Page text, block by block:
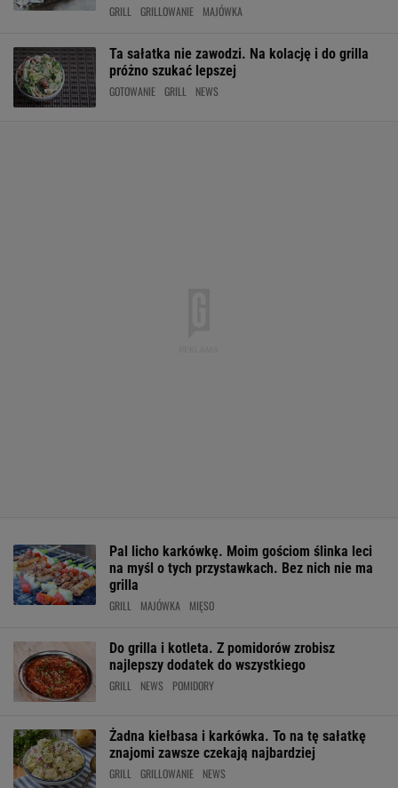
GRILL GRILLOWANIE MAJÓWKA
Ta sałatka nie zawodzi. Na kolację i do grilla
próżno szukać lepszej
GOTOWANIE GRILL NEWS
Pal licho karkówkę. Moim gościom ślinka leci
na myśl o tych przystawkach. Bez nich nie ma
grilla
GRILL MAJÓWKA MIĘSO
Do grilla i kotleta. Z pomidorów zrobisz
najlepszy dodatek do wszystkiego
GRILL NEWS POMIDORY
Żadna kiełbasa i karkówka. To na tę sałatkę
znajomi zawsze czekają najbardziej
GRILL GRILLOWANIE NEWS